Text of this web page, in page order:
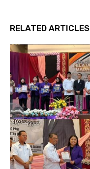
RELATED ARTICLES